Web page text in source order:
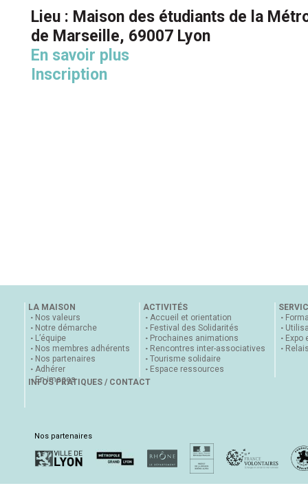
Lieu : Maison des étudiants de la
de Marseille, 69007 Lyon
En savoir plus
Inscription
LA MAISON
Nos valeurs
Notre démarche
L’équipe
Nos membres adhérents
Nos partenaires
Adhérer
En images
ACTIVITÉS
Accueil et orientation
Festival des Solidarités
Prochaines animations
Rencontres inter-associatives
Tourisme solidaire
Espace ressources
Expo
INFOS PRATIQUES / CONTACT
Nos partenaires